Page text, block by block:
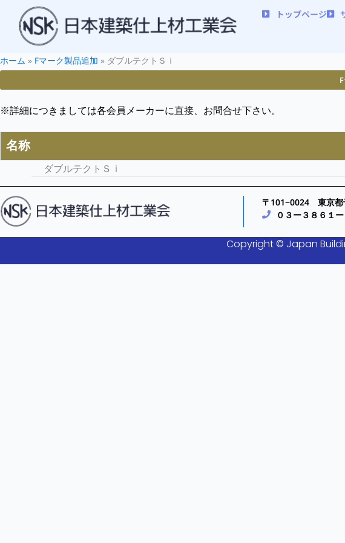
トップページ
ホーム » Fマーク製品追加 » ダブルテクトＳｉ
※詳細につきましては各会員メーカーに直接、お問合せ下さい。
名称
ダブルテクトＳｉ
〒101−0024 東京都
０３ー３８６１
Copyright © Japan